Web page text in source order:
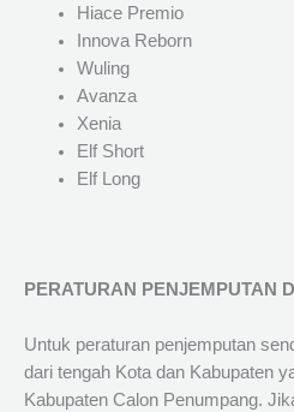
Hiace Premio
Innova Reborn
Wuling
Avanza
Xenia
Elf Short
Elf Long
PERATURAN PENJEMPUTAN
Untuk peraturan penjemputan
dari tengah Kota dan Kabupaten
Kabupaten Calon Penumpang.